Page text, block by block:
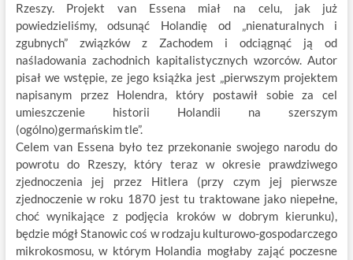
Rzeszy. Projekt van Essena miał na celu, jak już
powiedzieliśmy, odsunąć Holandię od „nienaturalnych i
zgubnych” związków z Zachodem i odciągnąć ją od
naśladowania zachodnich kapitalistycznych wzorców. Autor
pisał we wstępie, ze jego książka jest „pierwszym projektem
napisanym przez Holendra, który postawił sobie za cel
umieszczenie historii Holandii na szerszym
(ogólno)germańskim tle”.
Celem van Essena było tez przekonanie swojego narodu do
powrotu do Rzeszy, który teraz w okresie prawdziwego
zjednoczenia jej przez Hitlera (przy czym jej pierwsze
zjednoczenie w roku 1870 jest tu traktowane jako niepełne,
choć wynikające z podjęcia kroków w dobrym kierunku),
będzie mógł Stanowic coś w rodzaju kulturowo-gospodarczego
mikrokosmosu, w którym Holandia mogłaby zająć poczesne